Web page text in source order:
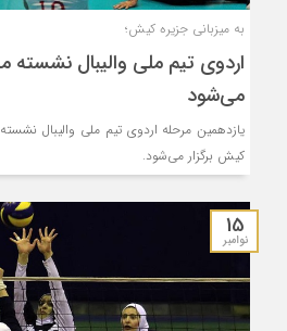
به میزبانی جزیره کیش؛
اردوی تیم ملی والیبال نشسته
می‌شود
یازدهمین مرحله اردوی تیم ملی والیبال
کیش برگزار می‌شود.
15
نوامبر